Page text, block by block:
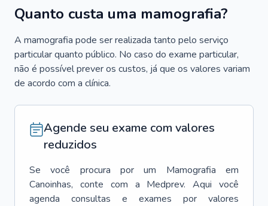
Quanto custa uma mamografia?
A mamografia pode ser realizada tanto pelo serviço
particular quanto público. No caso do exame particular,
não é possível prever os custos, já que os valores variam
de acordo com a clínica.
Agende seu exame com valores
reduzidos
Se você procura por um Mamografia
em
Canoinhas, conte com a Medprev. Aqui você
agenda consultas e exames por valores